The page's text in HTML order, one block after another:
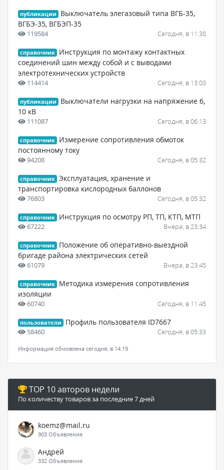
публикации
Выключатель элегазовый типа ВГБ-35,
ВГБЭ-35, ВГБЭП-35
119584 Сегодня, в 11:38
справочник
Инструкция по монтажу контактных
соединений шин между собой и с выводами
электротехнических устройств
114414 Сегодня, в 13:03
публикации
Выключатели нагрузки на напряжение 6,
10 кВ
111087 Сегодня, в 06:13
справочник
Измерение сопротивления обмоток
постоянному току
94208 Сегодня, в 05:32
справочник Эксплуатация, хранение и
транспортировка кислородных баллонов
76803 Сегодня, в 05:32
справочник Инструкция по осмотру РП, ТП, КТП, МТП
67222 Вчера, в 23:34
справочник
Положение об оперативно-выездной
бригаде района электрических сетей
61079 Вчера, в 23:45
справочник
Методика измерения сопротивления
изоляции
60740 Сегодня, в 11:45
пользователи Профиль пользователя ID7667
58460 Сегодня, в 05:33
Информация обновлена сегодня, в 14:19
TOP 10 авторов недели
По количеству товаров за последние 7 дней
koemz@mail.ru
903 Объявления
Андрей
332 Объявления